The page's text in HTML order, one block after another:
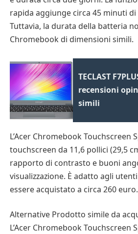
rapida aggiunge circa 45 minuti
Tuttavia, la durata della batteria
Chromebook di dimensioni simili.
TECLAST
recensioni
simili
L’Acer Chromebook Touchscreen
touchscreen da 11,6 pollici (29,5
rapporto di contrasto e buoni
visualizzazione. È adatto agli
essere acquistato a circa 260 euro.
Alternative Prodotto simile da
L’Acer Chromebook Touchscreen